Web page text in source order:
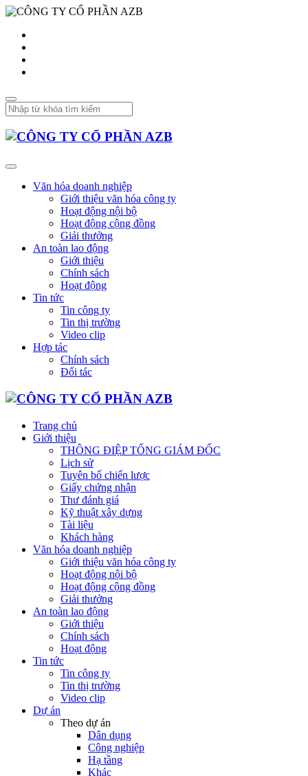
Văn hóa doanh nghiệp
Giới thiệu văn hóa công ty
Hoạt động nội bộ
Hoạt động cộng đồng
Giải thưởng
An toàn lao động
Giới thiệu
Chính sách
Hoạt động
Tin tức
Tin công ty
Tin thị trường
Video clip
Hợp tác
Chính sách
Đối tác
Trang chủ
Giới thiệu
THÔNG ĐIỆP TỔNG GIÁM ĐỐC
Lịch sử
Tuyên bố chiến lược
Giấy chứng nhận
Thư đánh giá
Kỹ thuật xây dựng
Tài liệu
Khách hàng
Văn hóa doanh nghiệp
Giới thiệu văn hóa công ty
Hoạt động nội bộ
Hoạt động cộng đồng
Giải thưởng
An toàn lao động
Giới thiệu
Chính sách
Hoạt động
Tin tức
Tin công ty
Tin thị trường
Video clip
Dự án
Theo dự án
Dân dụng
Công nghiệp
Hạ tầng
Khác